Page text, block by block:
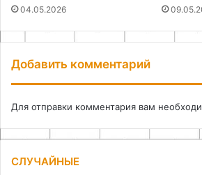
04.05.2026
Добавить комментарий
Для отправки комментария вам
СЛУЧАЙНЫЕ